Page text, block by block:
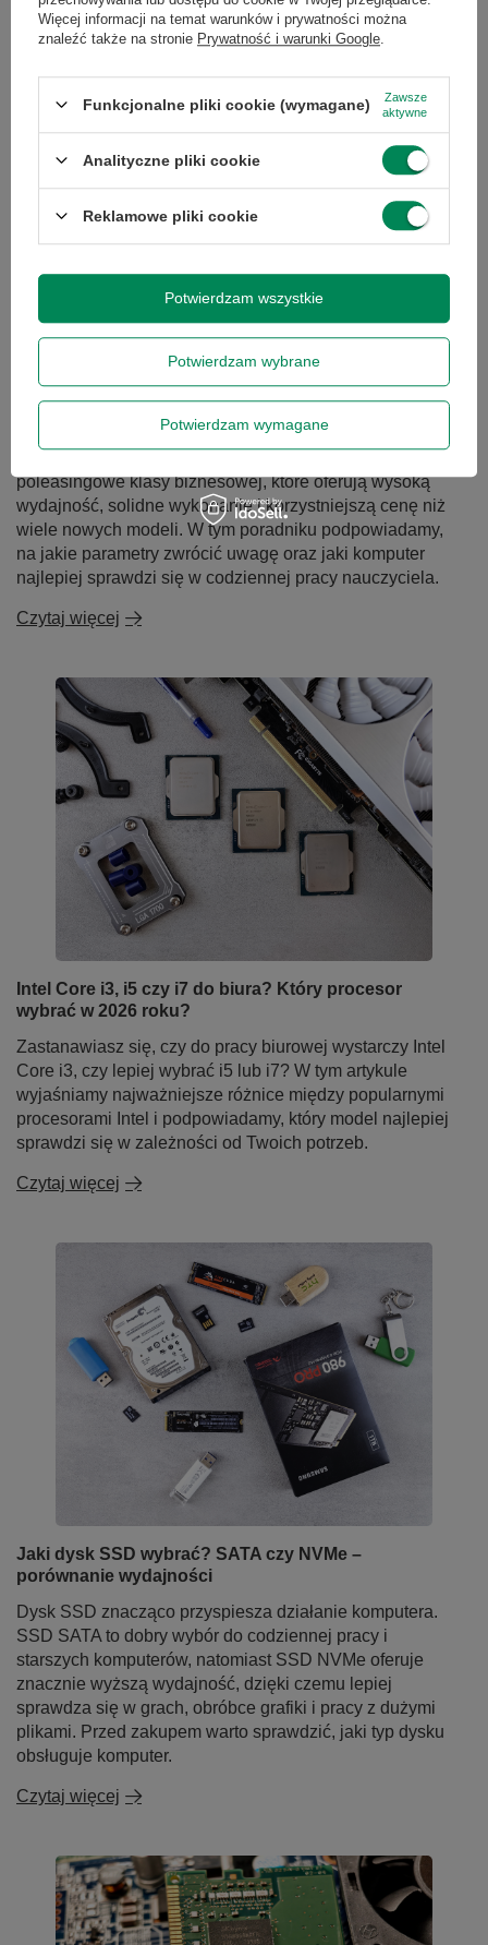
Komputer dla nauczyciela – jaki wybrać w 2026
Komputer dla nauczyciela – jaki wybrać w 2026 roku?
Komputer to podstawowe narzędzie pracy każdego
nauczyciela. Powinien bez problemu obsługiwać e-
dziennik, pakiet biurowy, prezentacje oraz lekcje online.
Dla większości użytkowników najlepszym wyborem
będzie laptop z procesorem Intel Core i5 lub AMD Ryzen
5, 16 GB pamięci RAM i dyskiem SSD 512 GB. Coraz
poleasingowe klasy biznesowej, które oferują wysoką
wydajność, solidne wykonanie i korzystniejszą cenę niż
wiele nowych modeli. W tym poradniku podpowiadamy,
na jakie parametry zwrócić uwagę oraz jaki komputer
najlepiej sprawdzi się w codziennej pracy nauczyciela.
Czytaj więcej
Intel Core i3, i5 czy i7 do biura? Który procesor
wybrać w 2026 roku?
Zastanawiasz się, czy do pracy biurowej wystarczy Intel
Core i3, czy lepiej wybrać i5 lub i7? W tym artykule
wyjaśniamy najważniejsze różnice między popularnymi
procesorami Intel i podpowiadamy, który model najlepiej
sprawdzi się w zależności od Twoich potrzeb.
Czytaj więcej
Jaki dysk SSD wybrać? SATA czy NVMe –
porównanie wydajności
Dysk SSD znacząco przyspiesza działanie komputera.
SSD SATA to dobry wybór do codziennej pracy i
starszych komputerów, natomiast SSD NVMe oferuje
znacznie wyższą wydajność, dzięki czemu lepiej
sprawdza się w grach, obróbce grafiki i pracy z dużymi
plikami. Przed zakupem warto sprawdzić, jaki typ dysku
obsługuje komputer.
Czytaj więcej
Więcej informacji na temat warunków i prywatności można
znaleźć także na stronie Prywatność i warunki Google
Funkcjonalne pliki cookie (wymagane)
Zawsze
aktywne
Analityczne pliki cookie
Reklamowe pliki cookie
Potwierdzam wybrane
Potwierdzam wymagane
Potwierdzam wszystkie